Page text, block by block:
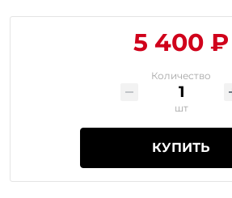
5 400 ₽
Количество
шт
КУПИТЬ